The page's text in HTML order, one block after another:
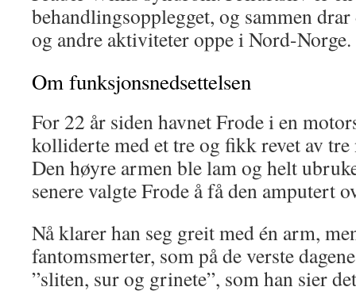
behandlingsopplegget, og sammen
og andre aktiviteter oppe i Nord-Norge.
Om funksjonsnedsettelsen
For 22 år siden havnet Frode i en
kolliderte med et tre og fikk revet av
Den høyre armen ble lam og helt
senere valgte Frode å få den amputert
Nå klarer han seg greit med én arm,
fantomsmerter, som på de verste
”sliten, sur og grinete”, som han sier